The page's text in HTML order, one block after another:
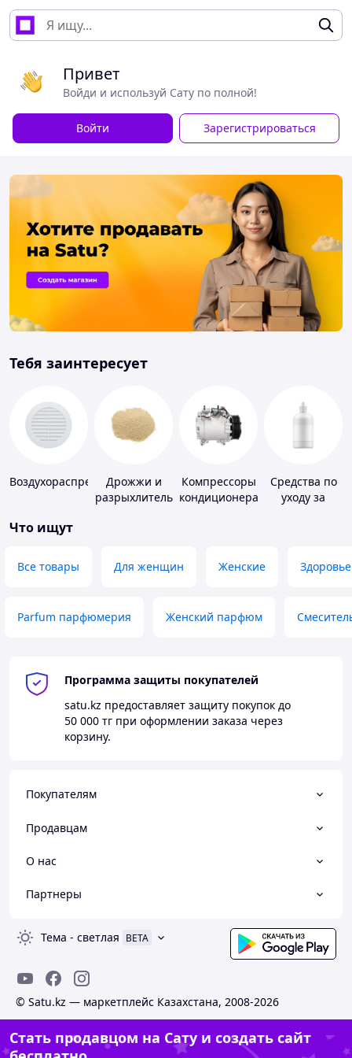
Привет
Войди и используй Сату по полной!
Войти Зарегистрироваться
Тебя заинтересует
Воздухораспределители
Дрожжи и
разрыхлитель
Компрессоры
кондиционера
Средства по
уходу за
Что ищут
Все товары Для женщин Женские Здоровье
Parfum парфюмерия Женский парфюм
Программа защиты покупателей
satu.kz предоставляет защиту покупок до
50 000 тг при оформлении заказа через
корзину.
Покупателям
Продавцам
О нас
Партнеры
Тема - светлая BETA
© Satu.kz — маркетплейс Казахстана, 2008-2026
Стать продавцом на Сату и создать сайт